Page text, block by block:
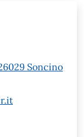
Soncino